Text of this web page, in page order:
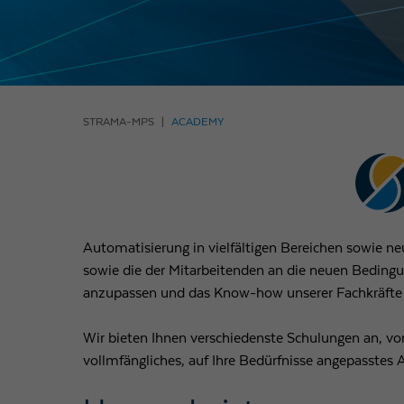
STRAMA-MPS ACADEMY
Automatisierung in vielfältigen Bereichen sowie
sowie die der Mitarbeitenden an die neuen
anzupassen und das Know-how unserer
Wir bieten Ihnen verschiedenste Schulungen an,
vollmfängliches, auf Ihre Bedürfnisse angepasstes